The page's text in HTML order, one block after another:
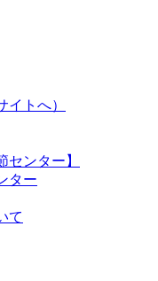
トへ）
センター】
ター
て